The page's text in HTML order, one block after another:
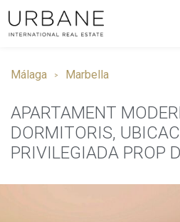
Málaga Marbella
APARTAMENT
DORMITORIS,
PRIVILEGIADA PROP